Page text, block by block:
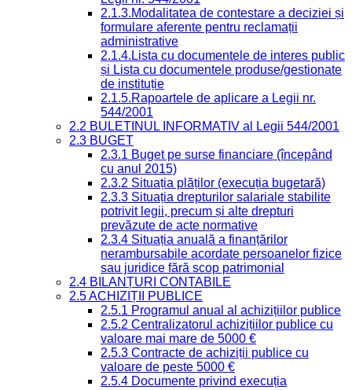
2.1.3.Modalitatea de contestare a deciziei și
formulare aferente pentru reclamații
administrative
2.1.4.Lista cu documentele de interes public
și Lista cu documentele produse/gestionate
de instituție
2.1.5.Rapoartele de aplicare a Legii nr.
544/2001
2.2 BULETINUL INFORMATIV al Legii 544/2001
2.3 BUGET
2.3.1 Buget pe surse financiare (începând
cu anul 2015)
2.3.2 Situația plăților (execuția bugetară)
2.3.3 Situația drepturilor salariale stabilite
potrivit legii, precum și alte drepturi
prevăzute de acte normative
2.3.4 Situația anuală a finanțărilor
nerambursabile acordate persoanelor fizice
sau juridice fără scop patrimonial
2.4 BILANȚURI CONTABILE
2.5 ACHIZIȚII PUBLICE
2.5.1 Programul anual al achizițiilor publice
2.5.2 Centralizatorul achizițiilor publice cu
valoare mai mare de 5000 €
2.5.3 Contracte de achiziții publice cu
valoare de peste 5000 €
2.5.4 Documente privind execuția